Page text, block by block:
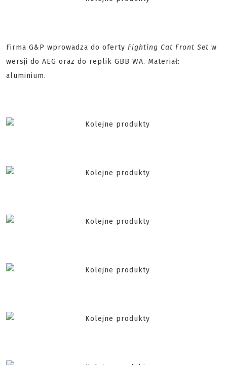
Firma G&P wprowadza do oferty Fighting Cat Front Set w
wersji do AEG oraz do replik GBB WA. Materiał:
aluminium.